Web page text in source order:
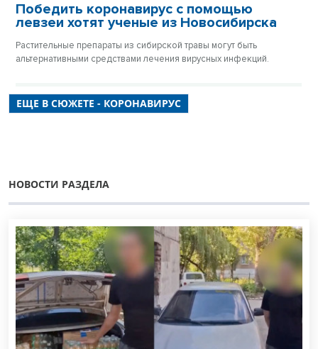
Победить коронавирус с помощью
левзеи хотят ученые из Новосибирска
Растительные препараты из сибирской травы могут быть
альтернативными средствами лечения вирусных инфекций.
ЕЩЕ В СЮЖЕТЕ - КОРОНАВИРУС
НОВОСТИ РАЗДЕЛА